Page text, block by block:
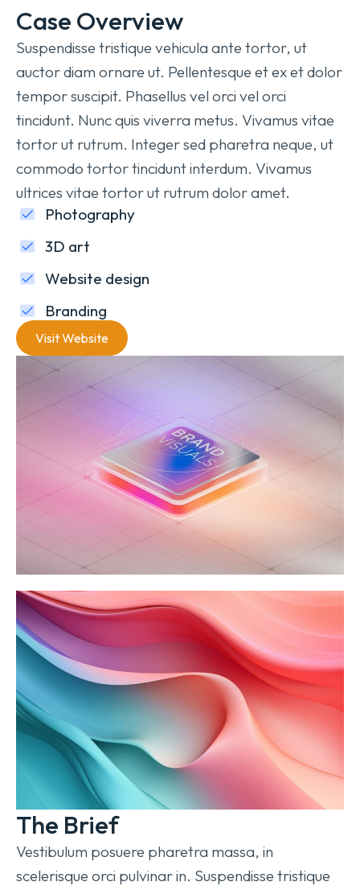
Case Overview
Suspendisse tristique vehicula ante tortor, ut
auctor diam ornare ut. Pellentesque et ex et dolor
tempor suscipit. Phasellus vel orci vel orci
tincidunt. Nunc quis viverra metus. Vivamus vitae
tortor ut rutrum. Integer sed pharetra neque, ut
commodo tortor tincidunt interdum. Vivamus
ultrices vitae tortor ut rutrum dolor amet.
Photography
3D art
Website design
Branding
Visit Website
The Brief
Vestibulum posuere pharetra massa, in
scelerisque orci pulvinar in. Suspendisse tristique